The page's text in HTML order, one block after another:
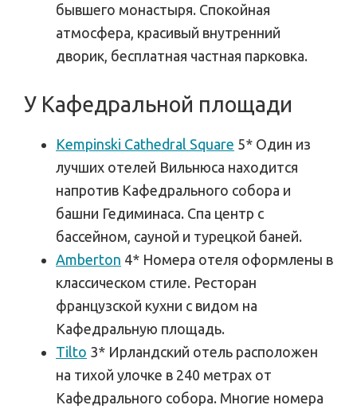
бывшего монастыря. Спокойная
атмосфера, красивый внутренний
дворик, бесплатная частная парковка.
У Кафедральной площади
Kempinski Cathedral Square 5* Один из
лучших отелей Вильнюса находится
напротив Кафедрального собора и
башни Гедиминаса. Спа центр с
бассейном, сауной и турецкой баней.
Amberton 4* Номера отеля оформлены в
классическом стиле. Ресторан
французской кухни с видом на
Кафедральную площадь.
Tilto 3* Ирландский отель расположен
на тихой улочке в 240 метрах от
Кафедрального собора. Многие номера